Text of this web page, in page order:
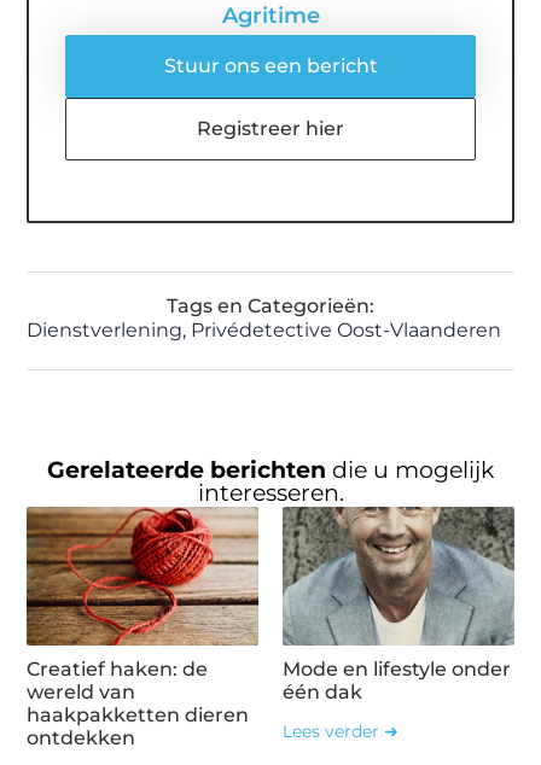
Agritime
Stuur ons een bericht
Registreer hier
Tags en Categorieën:
Dienstverlening, Privédetective Oost-Vlaanderen
Gerelateerde berichten die u mogelijk
interesseren.
Creatief haken: de
wereld van
haakpakketten dieren
ontdekken
Mode en lifestyle onder
één dak
Lees verder ➜